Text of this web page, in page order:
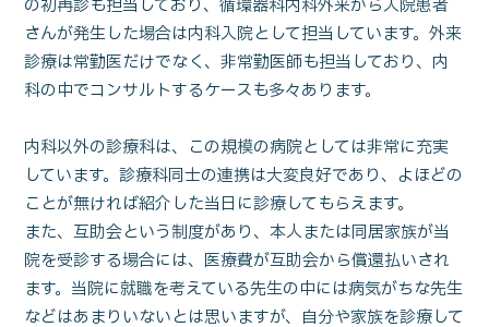
の初再診も担当しており、循環器科内科外来から入院患者
さんが発生した場合は内科入院として担当しています。外来
診療は常勤医だけでなく、非常勤医師も担当しており、内
科の中でコンサルトするケースも多々あります。
内科以外の診療科は、この規模の病院としては非常に充実
しています。診療科同士の連携は大変良好であり、よほどの
ことが無ければ紹介した当日に診療してもらえます。
また、互助会という制度があり、本人または同居家族が当
院を受診する場合には、医療費が互助会から償還払いされ
ます。当院に就職を考えている先生の中には病気がちな先生
などはあまりいないとは思いますが、自分や家族を診療して